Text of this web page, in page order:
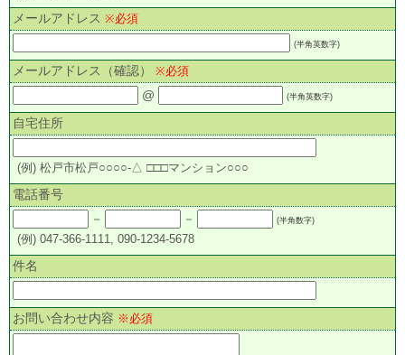
メールアドレス ※必須
(半角英数字)
メールアドレス（確認） ※必須
@ (半角英数字)
自宅住所
(例) 松戸市松戸○○○○-△ □□□マンション○○○
電話番号
－
－ (半角数字)
(例) 047-366-1111, 090-1234-5678
件名
お問い合わせ内容 ※必須